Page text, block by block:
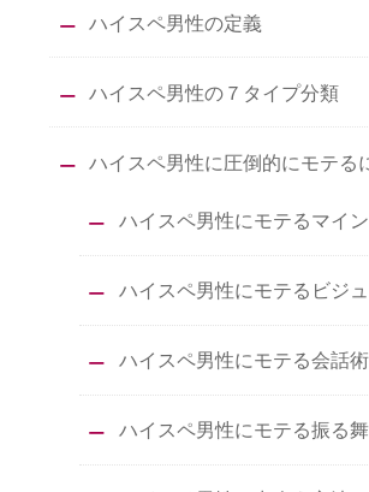
ハイスペ男性の定義
ハイスペ男性の７タイプ分類
ハイスペ男性に圧倒的にモテる
ハイスペ男性にモテるマイ
ハイスペ男性にモテるビジ
ハイスペ男性にモテる会話術
ハイスペ男性にモテる振る